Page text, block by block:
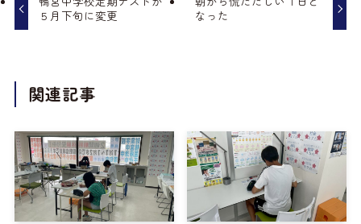
５月下旬に変更
なった
関連記事